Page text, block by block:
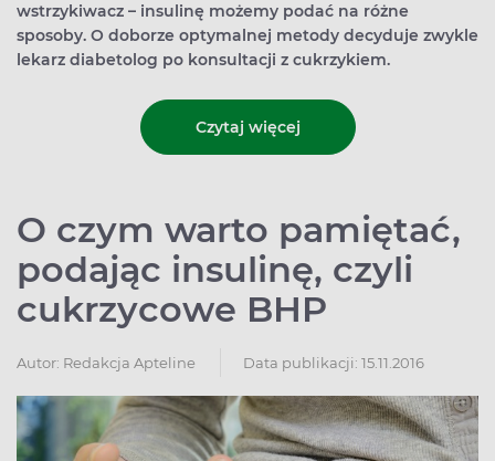
wstrzykiwacz – insulinę możemy podać na różne
sposoby. O doborze optymalnej metody decyduje zwykle
lekarz diabetolog po konsultacji z cukrzykiem.
Czytaj więcej
O czym warto pamiętać,
podając insulinę, czyli
cukrzycowe BHP
Autor: Redakcja Apteline Data publikacji: 15.11.2016